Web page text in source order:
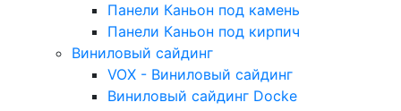
Панели Каньон под камень
Панели Каньон под кирпич
Виниловый сайдинг
VOX - Виниловый сайдинг
Виниловый сайдинг Docke